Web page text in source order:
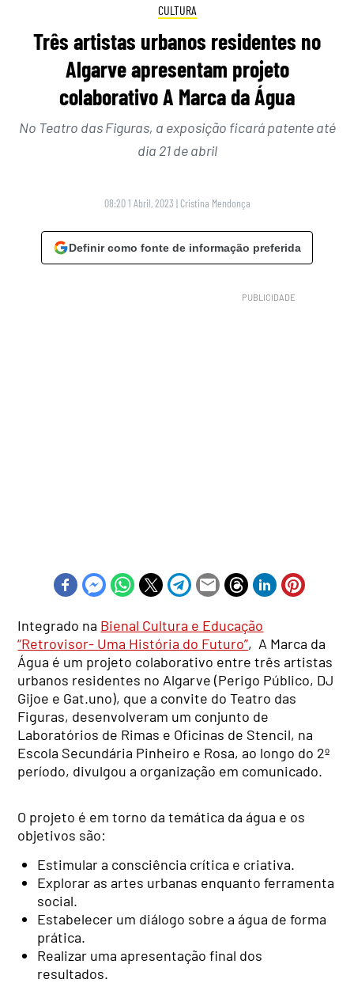
CULTURA
Três artistas urbanos residentes no
Algarve apresentam projeto
colaborativo A Marca da Água
No Teatro das Figuras, a exposição ficará patente até
dia 21 de abril
08:20 1 Abril, 2023 | Cristina Mendonça
Definir como fonte de informação preferida
Integrado na Bienal Cultura e Educação
“Retrovisor- Uma História do Futuro”, A Marca da
Água é um projeto colaborativo entre três artistas
urbanos residentes no Algarve (Perigo Público, DJ
Gijoe e Gat.uno), que a convite do Teatro das
Figuras, desenvolveram um conjunto de
Laboratórios de Rimas e Oficinas de Stencil, na
Escola Secundária Pinheiro e Rosa, ao longo do 2º
período, divulgou a organização em comunicado.
O projeto é em torno da temática da água e os
objetivos são:
Estimular a consciência crítica e criativa.
Explorar as artes urbanas enquanto ferramenta
social.
Estabelecer um diálogo sobre a água de forma
prática.
Realizar uma apresentação final dos
resultados.